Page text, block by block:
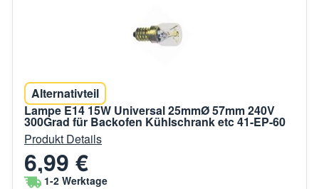
Alternativteil
Lampe E14 15W Universal 25mmØ 57mm 240V
300Grad für Backofen Kühlschrank etc 41-EP-60
Produkt Details
6,99 €
1-2 Werktage